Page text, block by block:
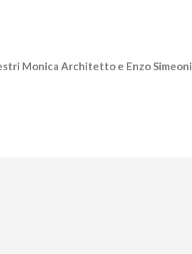
Monica Architetto e Enzo Simeoni